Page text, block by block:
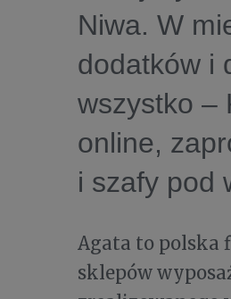
Niwa. W
dodatków i
wszystko –
online,
i szafy pod
Agata to polska
sklepów